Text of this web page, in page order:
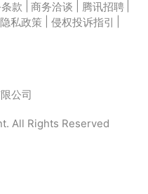
款 商务洽谈 腾讯招聘
隐私政策 侵权投诉指引
公司
All Rights Reserved